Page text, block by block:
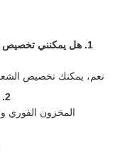
1. هل يمكنني تخصيص
نعم، يمكنك تخصيص
2. ما هو الحجم المتاح للبضائع؟
المخزون الفوري